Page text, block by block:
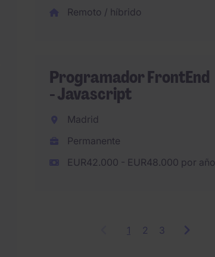
Remoto / híbrido
Programador FrontEnd
- Javascript
Madrid
Permanente
EUR42.000 - EUR48.000 por año
1 Showing
2 3